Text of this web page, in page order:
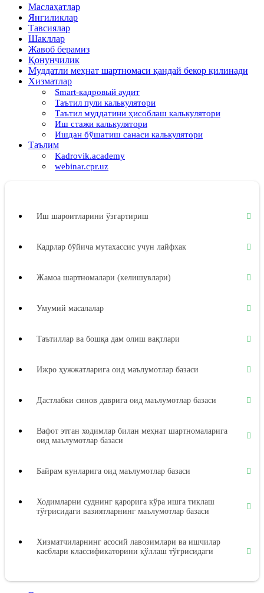
Маслаҳатлар
Янгиликлар
Тавсиялар
Шакллар
Жавоб берамиз
Қонунчилик
Муддатли меҳнат шартномаси қандай бекор қилинади
Хизматлар
Smart-кадровый аудит
Таътил пули калькулятори
Таътил муддатини ҳисоблаш калькулятори
Иш стажи калькулятори
Ишдан бўшатиш санаси калькулятори
Таълим
Kadrovik.academy
webinar.cpr.uz
Иш шароитларини ўзгартириш
Кадрлар бўйича мутахассис учун лайфхак
Жамоа шартномалари (келишувлари)
Умумий масалалар
Таътиллар ва бошқа дам олиш вақтлари
Ижро ҳужжатларига оид маълумотлар базаси
Дастлабки синов даврига оид маълумотлар базаси
Вафот этган ходимлар билан меҳнат шартномаларига
оид маълумотлар базаси
Байрам кунларига оид маълумотлар базаси
Ходимларни суднинг қарорига кўра ишга тиклаш
тўғрисидаги вазиятларнинг маълумотлар базаси
Хизматчиларнинг асосий лавозимлари ва ишчилар
касблари классификаторини қўллаш тўғрисидаги